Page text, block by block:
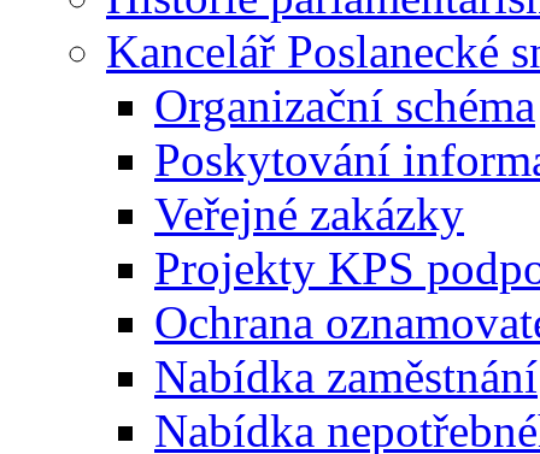
Kancelář Poslanecké
Organizační schéma
Poskytování
Veřejné zakázky
Projekty KPS
Ochrana
Nabídka zaměstnání
Nabídka